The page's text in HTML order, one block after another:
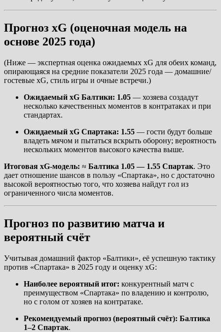
Прогноз xG (оценочная модель на
основе 2025 года)
(Ниже — экспертная оценка ожидаемых xG для обеих команд,
опирающаяся на средние показатели 2025 года — домашние/
гостевые xG, стиль игры и очные встречи.)
Ожидаемый xG Балтики: 1.05 — хозяева создадут
несколько качественных моментов в контратаках и при
стандартах.
Ожидаемый xG Спартака: 1.55 — гости будут больше
владеть мячом и пытаться вскрыть оборону; вероятность
нескольких моментов высокого качества выше.
Итоговая xG-модель: ≈ Балтика 1.05 — 1.55 Спартак. Это
дает отношение шансов в пользу «Спартака», но с достаточно
высокой вероятностью того, что хозяева найдут гол из
ограниченного числа моментов.
Прогноз по развитию матча и
вероятный счёт
Учитывая домашний фактор «Балтики», её успешную тактику
против «Спартака» в 2025 году и оценку xG:
Наиболее вероятный итог: конкурентный матч с
преимуществом «Спартака» по владению и контролю,
но с голом от хозяев на контратаке.
Рекомендуемый прогноз (вероятный счёт): Балтика
1–2 Спартак.